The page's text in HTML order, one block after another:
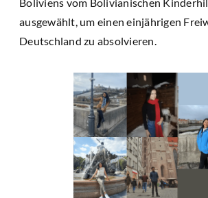
ausgewählt, um einen einjährigen
Deutschland zu absolvieren.